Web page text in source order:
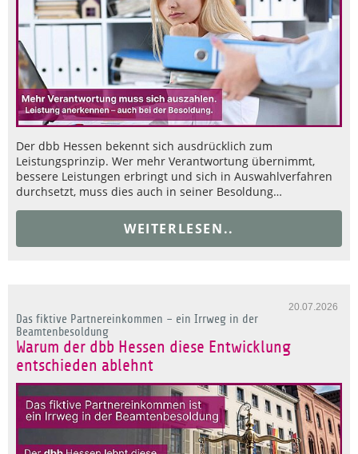
Der dbb Hessen bekennt sich ausdrücklich zum
Leistungsprinzip. Wer mehr Verantwortung übernimmt,
bessere Leistungen erbringt und sich in Auswahlverfahren
durchsetzt, muss dies auch in seiner Besoldung…
WEITERLESEN..
20.07.2026
Das fiktive Partnereinkommen – ein Irrweg in der
Beamtenbesoldung
Warum der dbb Hessen diese Entwicklung
entschieden ablehnt